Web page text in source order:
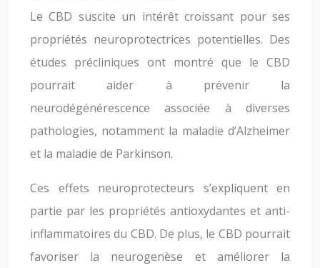
Le CBD suscite un intérêt croissant pour ses
propriétés neuroprotectrices potentielles. Des
études précliniques ont montré que le CBD
pourrait aider à prévenir la
neurodégénérescence associée à diverses
pathologies, notamment la maladie d’Alzheimer
et la maladie de Parkinson.
Ces effets neuroprotecteurs s’expliquent en
partie par les propriétés antioxydantes et anti-
inflammatoires du CBD. De plus, le CBD pourrait
favoriser la neurogenèse et améliorer la